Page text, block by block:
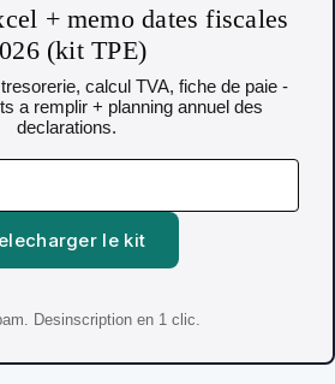
+ memo dates fiscales
(kit TPE)
calcul TVA, fiche de paie -
a remplir + planning annuel des
declarations.
le kit
Desinscription en 1 clic.